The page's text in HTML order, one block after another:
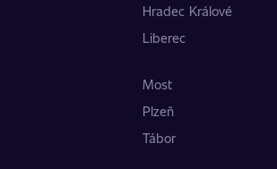
Hradec Králové
Liberec
Most
Plzeň
Tábor